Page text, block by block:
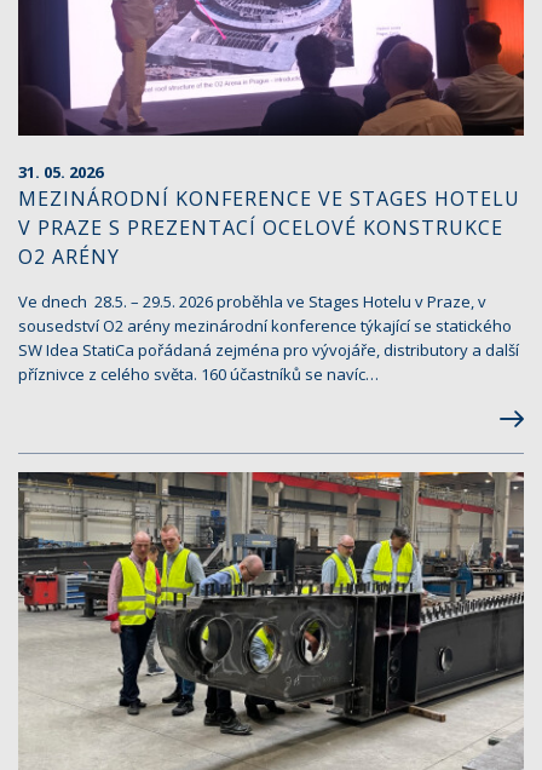
31. 05. 2026
MEZINÁRODNÍ KONFERENCE VE STAGES HOTELU
V PRAZE S PREZENTACÍ OCELOVÉ KONSTRUKCE
O2 ARÉNY
Ve dnech 28.5. – 29.5. 2026 proběhla ve Stages Hotelu v Praze, v
sousedství O2 arény mezinárodní konference týkající se statického
SW Idea StatiCa pořádaná zejména pro vývojáře, distributory a další
příznivce z celého světa. 160 účastníků se navíc…